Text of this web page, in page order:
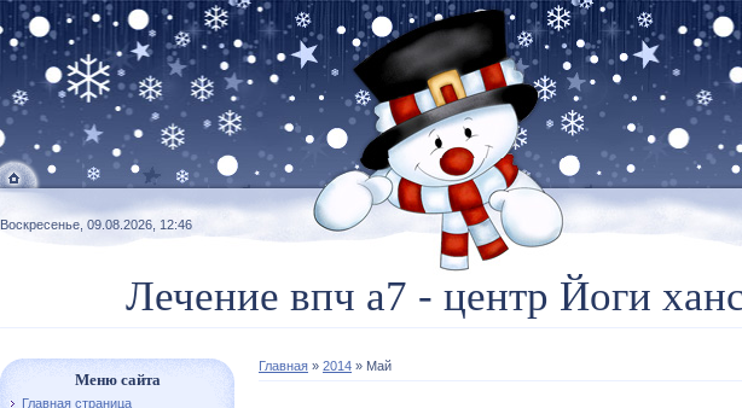
Воскресенье, 09.08.2026, 12:46
Лечение впч а7 - центр Йоги
Меню сайта
Главная страница
Главная » 2014 » Май